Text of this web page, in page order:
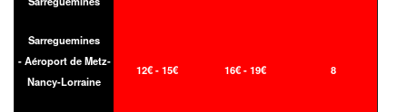
Sarreguemines
- Aéroport de Metz-
Nancy-Lorraine
12€ - 15€ 16€ - 19€ 8